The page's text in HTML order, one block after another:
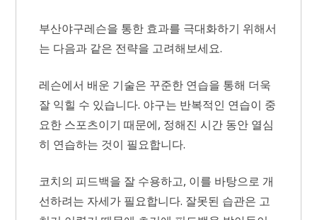
부산야구레슨을 통한 효과를 극대화하기 위해서
는 다음과 같은 전략을 고려해보세요.
레슨에서 배운 기술은 꾸준한 연습을 통해 더욱
잘 익힐 수 있습니다. 야구는 반복적인 연습이 중
요한 스포츠이기 때문에, 정해진 시간 동안 열심
히 연습하는 것이 필요합니다.
코치의 피드백을 잘 수용하고, 이를 바탕으로 개
선하려는 자세가 필요합니다. 잘못된 습관은 고